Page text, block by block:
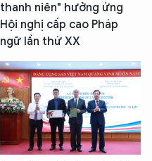
thanh niên" hưởng ứng
Hội nghị cấp cao Pháp
ngữ lần thứ XX